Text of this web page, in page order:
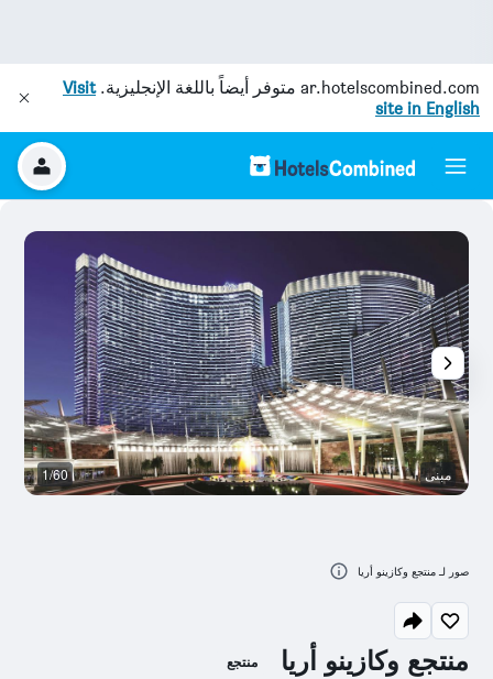
ar.hotelscombined.com متوفر أيضاً باللغة الإنجليزية.Visit
site in English
منتجع وكازينو أريا منتجع
مبنى 1/60
صور لـ منتجع وكازينو أريا